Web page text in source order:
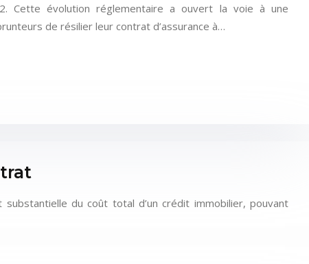
Cette évolution réglementaire a ouvert la voie à une
de résilier leur contrat d’assurance à…
du coût total d’un crédit immobilier, pouvant